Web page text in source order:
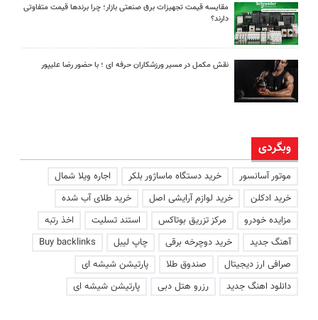
مقایسه قیمت تجهیزات برق صنعتی بازار؛ چرا برندها قیمت متفاوتی
دارند؟
نقش مکمل در مسیر ورزشکاران حرفه ای ؛ با حضور رضا علیپور
وبگردی
موتور آسانسور خرید دستگاه ماساژور بلکر
اجاره ویلا شمال
خرید ادکلن
خرید لوازم آرایشی اصل
خرید طلای آب شده
مزایده خودرو
مرکز تزریق بوتاکس استند تسلیت
اخذ رتبه
آهنگ جدید
خرید دوچرخه برقی چاپ لیبل
Buy backlinks
صرافی ارز دیجیتال
صندوق طلا
پارتیشن شیشه ای
دانلود اهنگ جدید
رزرو هتل دبی پارتیشن شیشه ای